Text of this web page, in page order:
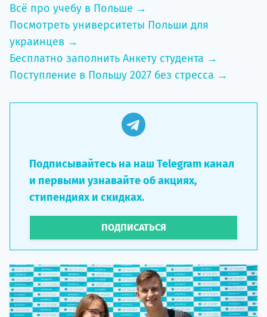
Всё про учебу в Польше →
Посмотреть университеты Польши для
украинцев →
Бесплатно заполнить Анкету студента →
Поступление в Польшу 2027 без стресса →
Подписывайтесь на наш Telegram канал
и первыми узнавайте об акциях,
стипендиях и скидках.
ПОДПИСАТЬСЯ